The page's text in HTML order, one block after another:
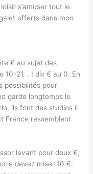
s’amuser tout le
offerts dans mon
€ au sujet des
10-21, , ! dix € au 0. En
possibilités pour
garde longtemps le
ils font des studios il
France ressemblent
levant pour deux €,
devez miser 10 €.